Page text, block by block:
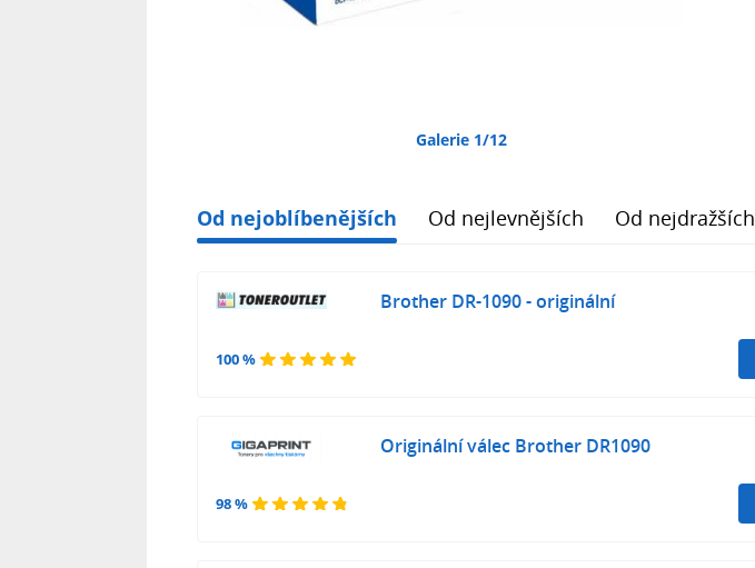
Galerie 1/12
Od nejoblíbenějších Od nejlevnějších Od nejdražších
100 %
Brother DR-1090 - originální
98 %
Originální válec Brother DR1090